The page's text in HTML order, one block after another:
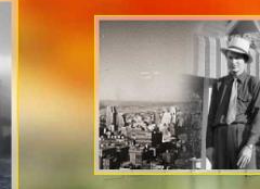
作
家
大
学
冒
家
年
代